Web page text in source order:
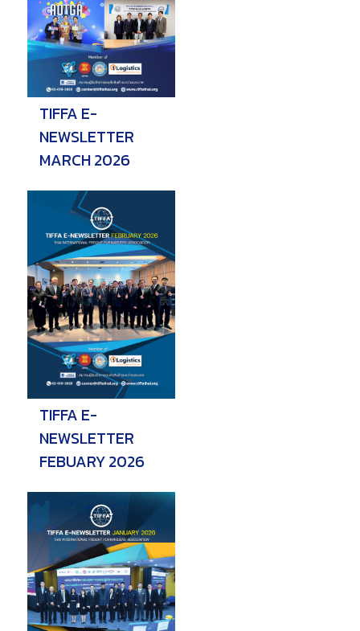
TIFFA E-
NEWSLETTER
MARCH 2026
TIFFA E-
NEWSLETTER
FEBUARY 2026